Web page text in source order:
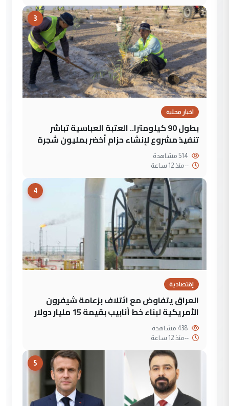
3
اخبار محلية
بطول 90 كيلومترًا.. العتبة العباسية تباشر
تنفيذ مشروع لإنشاء حزام أخضر بمليون شجرة
--منذ 12 ساعة
4
إقتصادية
العراق يتفاوض مع ائتلاف بزعامة شيفرون
الأمريكية لبناء خط أنابيب بقيمة 15 مليار دولار
--منذ 12 ساعة
5